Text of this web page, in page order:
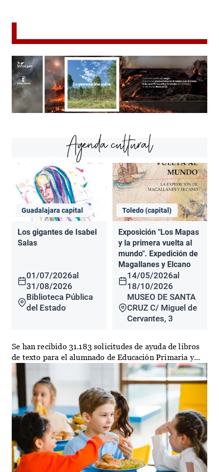
Agenda cultural
Guadalajara capital
Los gigantes de Isabel
Salas
01/07/2026al
31/08/2026
Biblioteca Pública
del Estado
Toledo (capital)
Exposición "Los Mapas
y la primera vuelta al
mundo". Expedición de
Magallanes y Elcano
14/05/2026al
18/10/2026
MUSEO DE SANTA
CRUZ C/ Miguel de
Cervantes, 3
Se han recibido 31.183 solicitudes de ayuda de libros
de texto para el alumnado de Educación Primaria y...